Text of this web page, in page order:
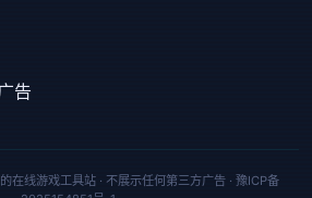
告
线游戏工具站 · 不展示任何第三方广告 · 豫ICP备